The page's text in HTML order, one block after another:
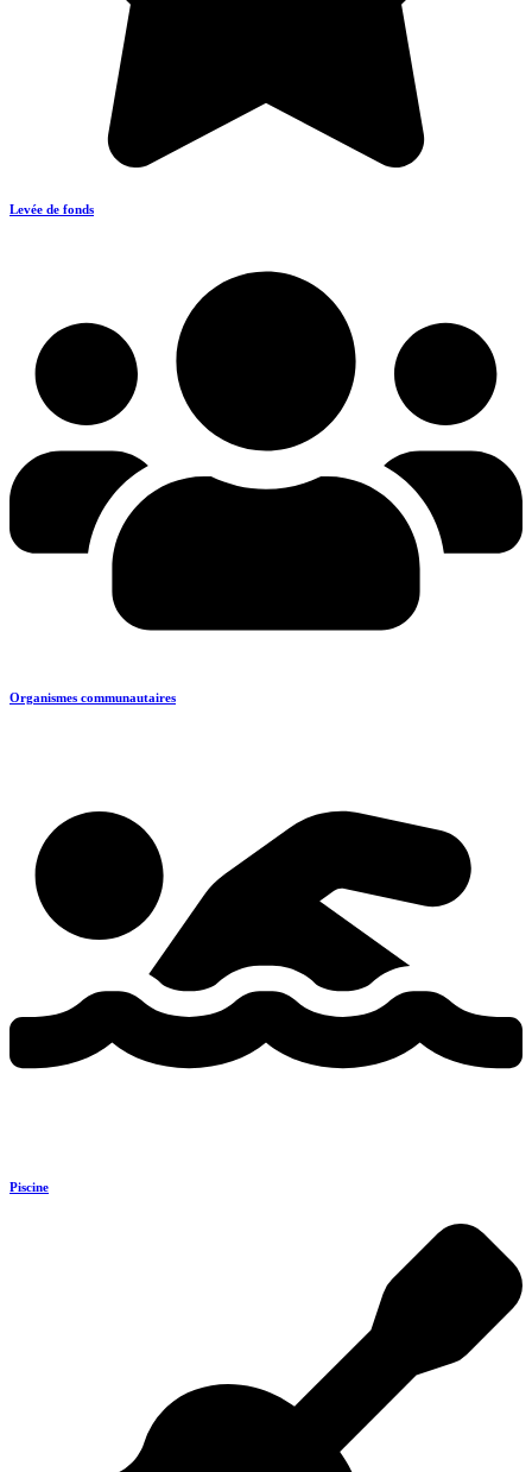
Levée de fonds
Organismes communautaires
Piscine